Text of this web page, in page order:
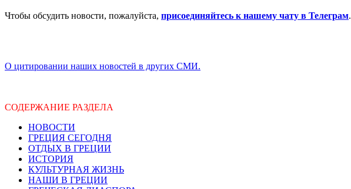
Чтобы обсудить новости, пожалуйста, присоединяйтесь к нашему чату в Телеграм.
О цитировании наших новостей в других СМИ.
СОДЕРЖАНИЕ РАЗДЕЛА
НОВОСТИ
ГРЕЦИЯ СЕГОДНЯ
ОТДЫХ В ГРЕЦИИ
ИСТОРИЯ
КУЛЬТУРНАЯ ЖИЗНЬ
НАШИ В ГРЕЦИИ